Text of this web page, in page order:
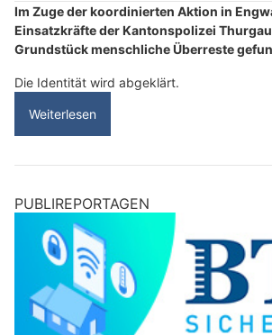
Im Zuge der koordinierten Aktion in
Einsatzkräfte der Kantonspolizei
Grundstück menschliche Überreste
Die Identität wird abgeklärt.
Weiterlesen
PUBLIREPORTAGEN